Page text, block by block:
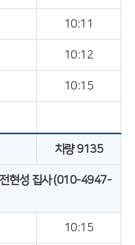
10:11
10:12
10:15
차량 9135
현성 집사 (010-4947-
10:15